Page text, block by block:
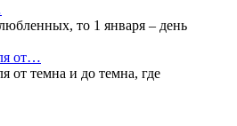
то 1 января – день
от…
от темна и до темна, где